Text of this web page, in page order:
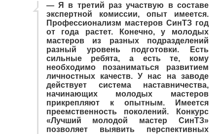
— Я в третий раз участвую в составе
экспертной комиссии, опыт имеется.
Профессионализм мастеров СинТЗ год
от года растет. Конечно, у молодых
мастеров из разных подразделений
разный уровень подготовки. Есть
сильные ребята, а есть те, кому
необходимо позаниматься развитием
личностных качеств. У нас на заводе
действует система наставничества,
начинающих молодых мастеров
прикрепляют к опытным. Имеется
преемственность поколений. Конкурс
«Лучший молодой мастер СинТЗ»
позволяет выявить перспективных